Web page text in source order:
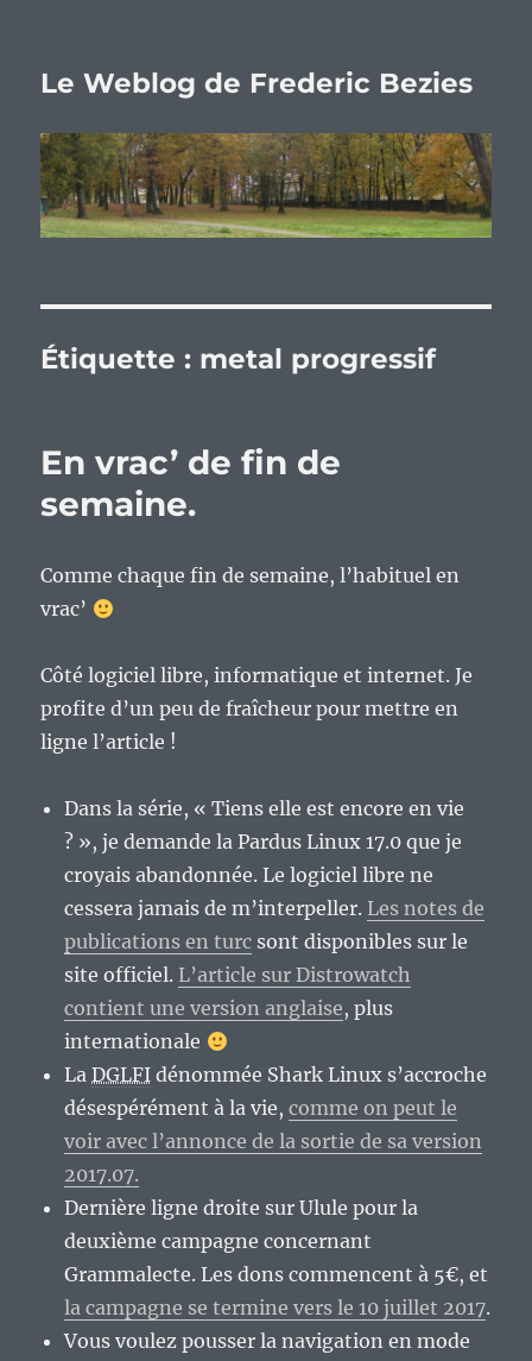
Le Weblog de Frederic Bezies
Étiquette : metal progressif
En vrac’ de fin de
semaine.
Comme chaque fin de semaine, l’habituel en
vrac’
Côté logiciel libre, informatique et internet. Je
profite d’un peu de fraîcheur pour mettre en
ligne l’article !
Dans la série, « Tiens elle est encore en vie
? », je demande la Pardus Linux 17.0 que je
croyais abandonnée. Le logiciel libre ne
cessera jamais de m’interpeller. Les notes de
publications en turc sont disponibles sur le
site officiel. L’article sur Distrowatch
contient une version anglaise, plus
internationale
LaDGLFI dénommée Shark Linux s’accroche
désespérément à la vie,comme on peut le
voir avec l’annonce de la sortie de sa version
2017.07.
Dernière ligne droite sur Ulule pour la
deuxième campagne concernant
Grammalecte. Les dons commencent à 5€, et
la campagne se termine vers le 10 juillet 2017.
Vous voulez pousser la navigation en mode